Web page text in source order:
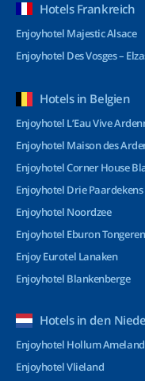
Hotels Frankreich
Enjoyhotel Majestic Alsace
Enjoyhotel Des Vosges –
Hotels in Belgien
Enjoyhotel L’Eau Vive
Enjoyhotel Maison des
Enjoyhotel Corner House
Enjoyhotel Drie
Enjoyhotel Noordzee
Enjoyhotel Eburon Tongeren
Enjoy Eurotel Lanaken
Enjoyhotel Blankenberge
Hotels in den
Enjoyhotel Hollum Ameland
Enjoyhotel Vlieland